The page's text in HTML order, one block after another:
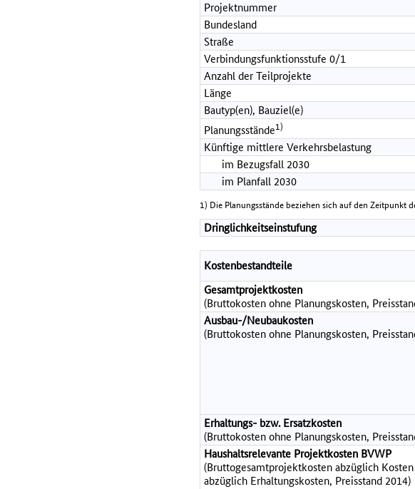
Projektnummer
Bundesland
Straße
Verbindungsfunktionsstufe 0/1
Anzahl der Teilprojekte
Länge
Bautyp(en), Bauziel(e)
Planungsstände1)
Künftige mittlere Verkehrsbelastung
im Bezugsfall 2030
im Planfall 2030
1) Die Planungsstände beziehen sich auf den Zeitpunkt
Dringlichkeitseinstufung
Kostenbestandteile
Gesamtprojektkosten
(Bruttokosten ohne Planungskosten,
Ausbau-/Neubaukosten
(Bruttokosten ohne Planungskosten,
Erhaltungs- bzw. Ersatzkosten
(Bruttokosten ohne Planungskosten,
Haushaltsrelevante Projektkosten BVWP
(Bruttogesamtprojektkosten abzüglich
abzüglich Erhaltungskosten, Preisstand 2014)